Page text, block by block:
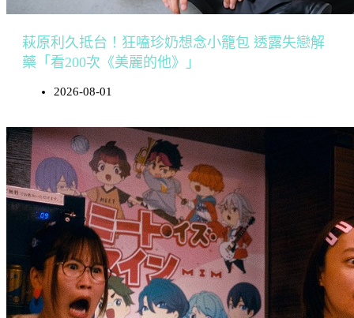
萩原利久抵台！狂嗑珍奶想念小籠包 透露失戀解
藥「看200次《美麗的他》」
2026-08-01